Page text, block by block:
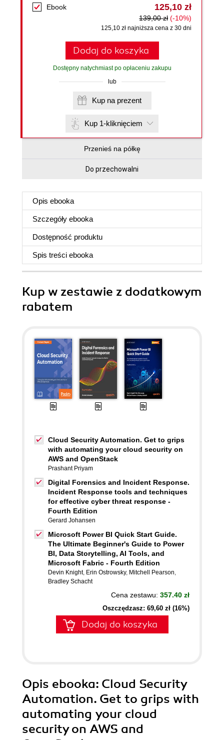
Ebook 125,10 zł
139,00 zł (-10%)
125,10 zł najniższa cena z 30 dni
Dodaj do koszyka
Dostępny natychmiast po opłaceniu zakupu
lub
Kup na prezent
Kup 1-kliknięciem
Przenieś na półkę
Do przechowalni
Opis ebooka
Szczegóły ebooka
Dostępność produktu
Spis treści ebooka
Kup w zestawie z dodatkowym
rabatem
Cloud Security Automation. Get to grips
with automating your cloud security on
AWS and OpenStack
Prashant Priyam
Digital Forensics and Incident Response.
Incident Response tools and techniques
for effective cyber threat response -
Fourth Edition
Gerard Johansen
Microsoft Power BI Quick Start Guide.
The Ultimate Beginner's Guide to Power
BI, Data Storytelling, AI Tools, and
Microsoft Fabric - Fourth Edition
Devin Knight, Erin Ostrowsky, Mitchell Pearson,
Bradley Schacht
Cena zestawu: 357.40 zł
Oszczędzasz: 69,60 zł (16%)
Dodaj do koszyka
Opis ebooka: Cloud Security
Automation. Get to grips with
automating your cloud
security on AWS and